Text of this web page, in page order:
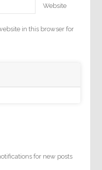
Website
in this browser for
for new posts